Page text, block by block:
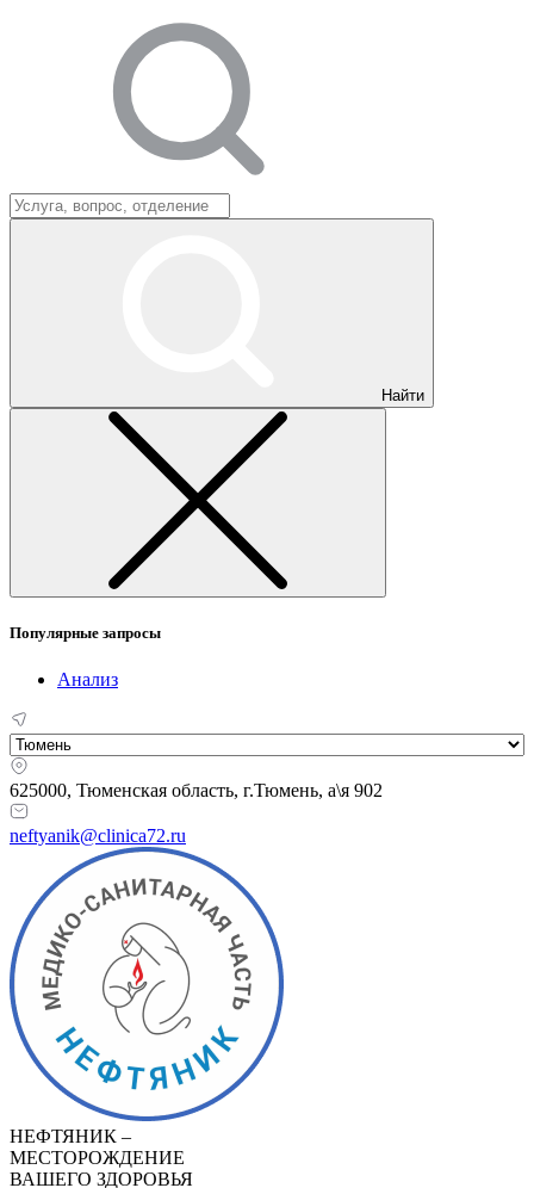
Найти
Популярные запросы
Анализ
625000, Тюменская область, г.Тюмень, а\я 902
neftyanik@clinica72.ru
НЕФТЯНИК –
МЕСТОРОЖДЕНИЕ
ВАШЕГО ЗДОРОВЬЯ